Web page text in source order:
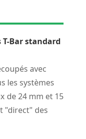
Bar standard
avec
les systèmes
de 24 mm et 15
"direct" des